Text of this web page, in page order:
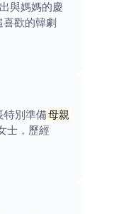
與媽媽的慶
歡的韓劇
特別準備母親
士，歷經